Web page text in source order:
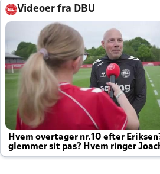
Videoer fra DBU
Hvem overtager nr.10 efter
glemmer sit pas? Hvem ringer
altid til efter kampe?